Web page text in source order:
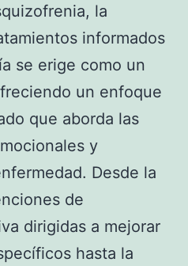
la
informados
se erige como un
un enfoque
que aborda las
y
Desde la
de
dirigidas a mejorar
hasta la